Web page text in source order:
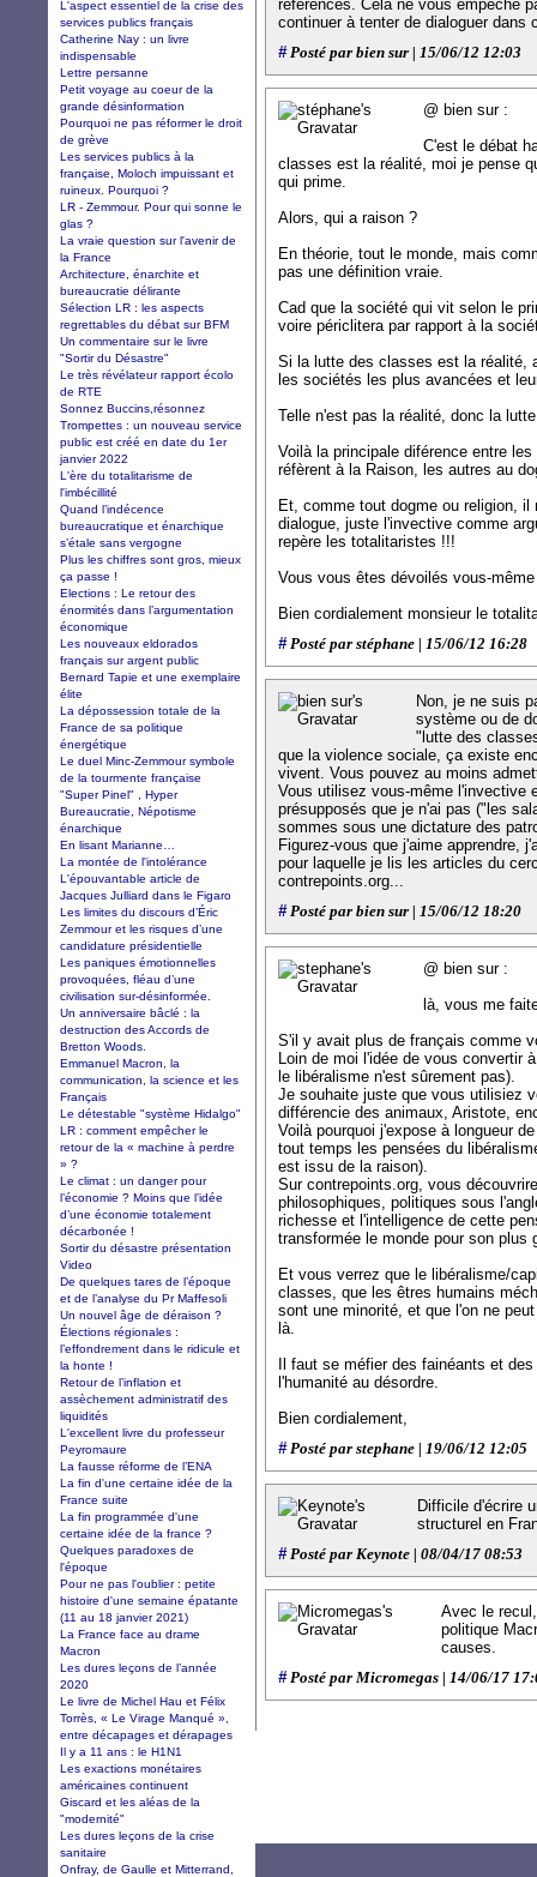
références. Cela ne vous empêche
continuer à tenter de dialoguer
#Posté par bien sur | 15/06/12 12:03
@ bien sur :
C'est le débat
classes est la réalité, moi je pense
qui prime.
Alors, qui a raison ?
En théorie, tout le monde, mais
pas une définition vraie.
Cad que la société qui vit selon le
voire périclitera par rapport à la
Si la lutte des classes est la réalité,
les sociétés les plus avancées et
Telle n'est pas la réalité, donc la
Voilà la principale diférence entre
réfèrent à la Raison, les autres au
Et, comme tout dogme ou religion,
dialogue, juste l'invective comme
repère les totalitaristes !!!
Vous vous êtes dévoilés vous-
Bien cordialement monsieur le
#Posté par stéphane | 15/06/12 16:28
Non, je ne suis
système ou de
"lutte des
que la violence sociale, ça existe
vivent. Vous pouvez au moins
Vous utilisez vous-même l'invective
présupposés que je n'ai pas ("les
sommes sous une dictature des
Figurez-vous que j'aime apprendre,
pour laquelle je lis les articles du
contrepoints.org...
#Posté par bien sur | 15/06/12 18:20
@ bien sur :
là, vous me
S'il y avait plus de français comme
Loin de moi l'idée de vous convertir
le libéralisme n'est sûrement pas).
Je souhaite juste que vous utilisiez
différencie des animaux, Aristote,
Voilà pourquoi j'expose à longueur
tout temps les pensées du
est issu de la raison).
Sur contrepoints.org, vous
philosophiques, politiques sous
richesse et l'intelligence de cette
transformée le monde pour son plus
Et vous verrez que le libéralisme/
classes, que les êtres humains
sont une minorité, et que l'on ne
là.
Il faut se méfier des fainéants et
l'humanité au désordre.
Bien cordialement,
#Posté par stephane | 19/06/12 12:05
Difficile d'écrire
structurel en
#Posté par Keynote | 08/04/17 08:53
Avec le
politique
causes.
#Posté par Micromegas | 14/06/17
L'aspect essentiel de la crise des
services publics français
Catherine Nay : un livre
indispensable
Lettre persanne
Petit voyage au coeur de la
grande désinformation
Pourquoi ne pas réformer le droit
de grève
Les services publics à la
française, Moloch impuissant et
ruineux. Pourquoi ?
LR - Zemmour. Pour qui sonne le
glas ?
La vraie question sur l'avenir de
la France
Architecture, énarchite et
bureaucratie délirante
Sélection LR : les aspects
regrettables du débat sur BFM
Un commentaire sur le livre
"Sortir du Désastre"
Le très révélateur rapport écolo
de RTE
Sonnez Buccins,résonnez
Trompettes : un nouveau service
public est créé en date du 1er
janvier 2022
L'ère du totalitarisme de
l'imbécillité
Quand l’indécence
bureaucratique et énarchique
s’étale sans vergogne
Plus les chiffres sont gros, mieux
ça passe !
Elections : Le retour des
énormités dans l’argumentation
économique
Les nouveaux eldorados
français sur argent public
Bernard Tapie et une exemplaire
élite
La dépossession totale de la
France de sa politique
énergétique
Le duel Minc-Zemmour symbole
de la tourmente française
"Super Pinel" , Hyper
Bureaucratie, Népotisme
énarchique
En lisant Marianne…
La montée de l'intolérance
L'épouvantable article de
Jacques Julliard dans le Figaro
Les limites du discours d’Éric
Zemmour et les risques d’une
candidature présidentielle
Les paniques émotionnelles
provoquées, fléau d’une
civilisation sur-désinformée.
Un anniversaire bâclé : la
destruction des Accords de
Bretton Woods.
Emmanuel Macron, la
communication, la science et les
Français
Le détestable "système Hidalgo"
LR : comment empêcher le
retour de la « machine à perdre
» ?
Le climat : un danger pour
l’économie ? Moins que l’idée
d’une économie totalement
décarbonée !
Sortir du désastre présentation
Video
De quelques tares de l’époque
et de l’analyse du Pr Maffesoli
Un nouvel âge de déraison ?
Élections régionales :
l’effondrement dans le ridicule et
la honte !
Retour de l’inflation et
assèchement administratif des
liquidités
L'excellent livre du professeur
Peyromaure
La fausse réforme de l’ENA
La fin d'une certaine idée de la
France suite
La fin programmée d'une
certaine idée de la france ?
Quelques paradoxes de
l'époque
Pour ne pas l'oublier : petite
histoire d'une semaine épatante
(11 au 18 janvier 2021)
La France face au drame
Macron
Les dures leçons de l’année
2020
Le livre de Michel Hau et Félix
Torrès, « Le Virage Manqué »,
entre décapages et dérapages
Il y a 11 ans : le H1N1
Les exactions monétaires
américaines continuent
Giscard et les aléas de la
"modernité"
Les dures leçons de la crise
sanitaire
Onfray, de Gaulle et Mitterrand,